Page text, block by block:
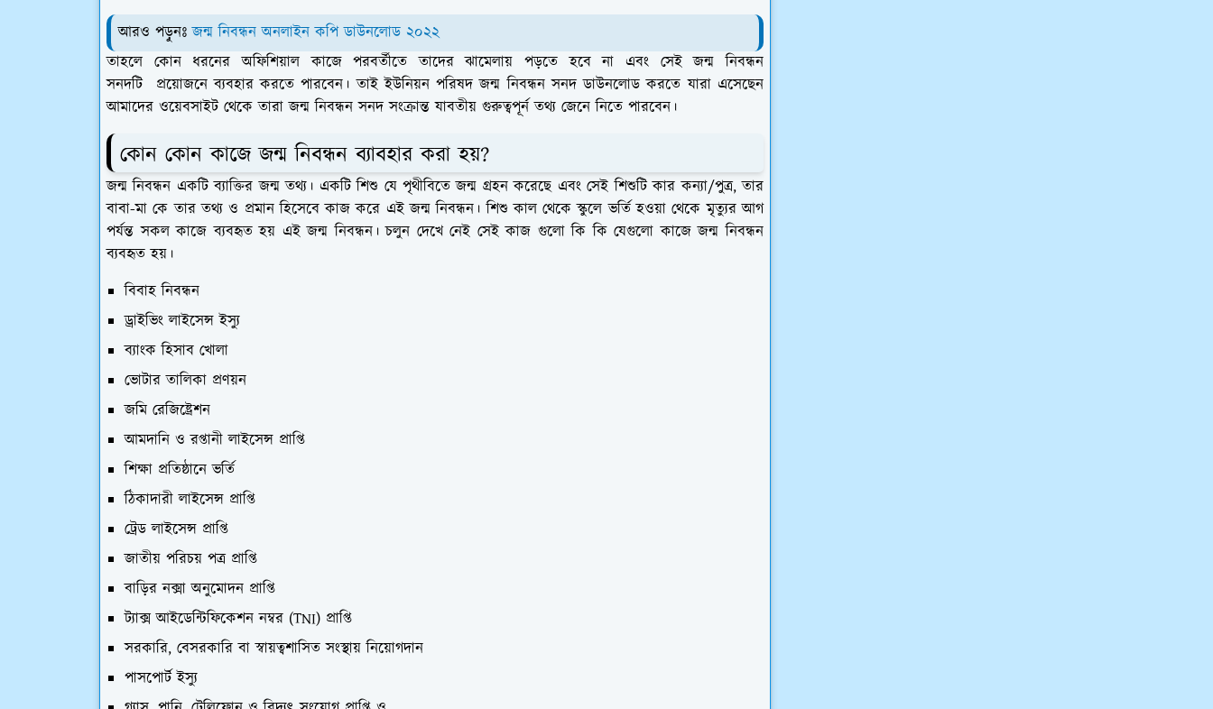
আরও পড়ুনঃজন্ম নিবন্ধন অনলাইন কপি ডাউনলোড ২০২২
তাহলে কোন ধরনের অফিশিয়াল কাজে পরবর্তীতে তাদের ঝামেলায় পড়তে হবে না এবং সেই জন্ম নিবন্ধন
সনদটি প্রয়োজনে ব্যবহার করতে পারবেন। তাই ইউনিয়ন পরিষদ জন্ম নিবন্ধন সনদ ডাউনলোড করতে যারা এসেছেন
আমাদের ওয়েবসাইট থেকে তারা জন্ম নিবন্ধন সনদ সংক্রান্ত যাবতীয় গুরুত্বপূর্ন তথ্য জেনে নিতে পারবেন।
কোন কোন কাজে জন্ম নিবন্ধন ব্যাবহার করা হয়?
জন্ম নিবন্ধন একটি ব্যাক্তির জন্ম তথ্য। একটি শিশু যে পৃথীবিতে জন্ম গ্রহন করেছে এবং সেই শিশুটি কার কন্যা/পুত্র, তার
বাবা-মা কে তার তথ্য ও প্রমান হিসেবে কাজ করে এই জন্ম নিবন্ধন। শিশু কাল থেকে স্কুলে ভর্তি হওয়া থেকে মৃত্যুর আগ
পর্যন্ত সকল কাজে ব্যবহৃত হয় এই জন্ম নিবন্ধন। চলুন দেখে নেই সেই কাজ গুলো কি কি যেগুলো কাজে জন্ম নিবন্ধন
ব্যবহৃত হয়।
বিবাহ নিবন্ধন
ড্রাইভিং লাইসেন্স ইস্যু
ব্যাংক হিসাব খোলা
ভোটার তালিকা প্রণয়ন
জমি রেজিষ্ট্রেশন
আমদানি ও রপ্তানী লাইসেন্স প্রাপ্তি
শিক্ষা প্রতিষ্ঠানে ভর্তি
ঠিকাদারী লাইসেন্স প্রাপ্তি
ট্রেড লাইসেন্স প্রাপ্তি
জাতীয় পরিচয় পত্র প্রাপ্তি
বাড়ির নক্সা অনুমোদন প্রাপ্তি
ট্যাক্স আইডেন্টিফিকেশন নম্বর (TNI) প্রাপ্তি
সরকারি, বেসরকারি বা স্বায়ত্বশাসিত সংস্থায় নিয়োগদান
পাসপোর্ট ইস্যু